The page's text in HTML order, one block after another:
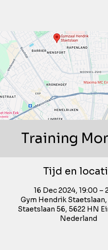
Training
Tijd en
16 Dec 2024, 19:00 –
Gym Hendrik
Staetslaan 56, 5622 HN
Nederland